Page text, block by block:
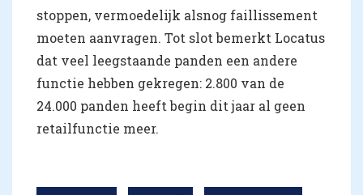
stoppen, vermoedelijk alsnog faillissement
moeten aanvragen. Tot slot bemerkt Locatus
dat veel leegstaande panden een andere
functie hebben gekregen: 2.800 van de
24.000 panden heeft begin dit jaar al geen
retailfunctie meer.